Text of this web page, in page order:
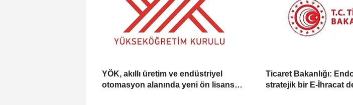
YÖK, akıllı üretim ve endüstriyel
otomasyon alanında yeni ön lisans
Ticaret Bakanlığı:
stratejik bir E-İhracat